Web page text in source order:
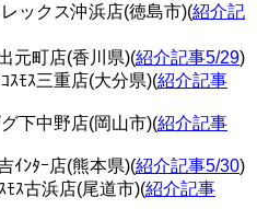
ックス沖浜店(徳島市)(紹介記
元町店(香川県)(紹介記事5/29)
ｽﾓｽ三重店(大分県)(紹介記事
下中野店(岡山市)(紹介記事
ｲﾝﾀｰ店(熊本県)(紹介記事5/30)
ﾓｽ古浜店(尾道市)(紹介記事